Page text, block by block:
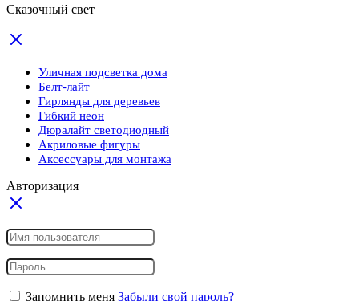
Сказочный свет
Уличная подсветка дома
Белт-лайт
Гирлянды для деревьев
Гибкий неон
Дюралайт светодиодный
Акриловые фигуры
Аксессуары для монтажа
Авторизация
Запомнить меня Забыли свой пароль?